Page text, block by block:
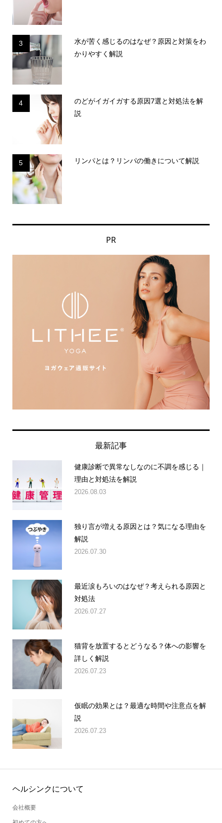
3
水が苦く感じるのはなぜ？原因と対策をわ
かりやすく解説
4
のどがイガイガする原因7選と対処法を解
説
5 リンパとは？リンパの働きについて解説
PR
最新記事
健康診断で異常なしなのに不調を感じる｜
理由と対処法を解説
2026.08.03
独り言が増える原因とは？気になる理由を
解説
2026.07.30
最近涙もろいのはなぜ？考えられる原因と
対処法
2026.07.27
猫背を放置するとどうなる？体への影響を
詳しく解説
2026.07.23
仮眠の効果とは？最適な時間や注意点を解
説
2026.07.23
ヘルシンクについて
会社概要